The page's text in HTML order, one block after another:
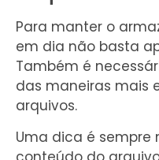
Para manter o
em dia não basta
Também é
das maneiras mais
arquivos.
Uma dica é